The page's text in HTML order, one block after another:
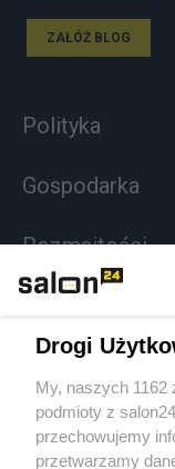
ZAŁÓŻ BLOG
Polityka
Gospodarka
Rozmaitości
Sport
Społeczeństwo
Drogi
My, naszych 1162
podmioty z
przechowujemy
przetwarzamy